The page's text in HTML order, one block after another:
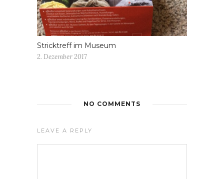
Stricktreff im Museum
2. Dezember 2017
NO COMMENTS
LEAVE A REPLY